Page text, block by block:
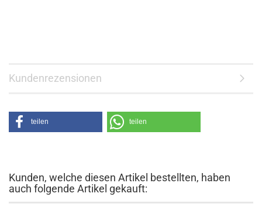
Kundenrezensionen
teilen teilen
Kunden, welche diesen Artikel bestellten, haben
auch folgende Artikel gekauft: